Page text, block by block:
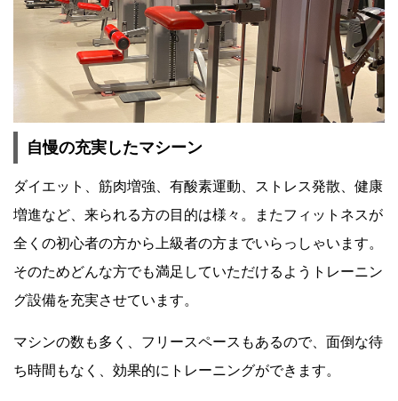
自慢の充実したマシーン
ダイエット、筋肉増強、有酸素運動、ストレス発散、健康
増進など、来られる方の目的は様々。またフィットネスが
全くの初心者の方から上級者の方までいらっしゃいます。
そのためどんな方でも満足していただけるようトレーニン
グ設備を充実させています。
マシンの数も多く、フリースペースもあるので、面倒な待
ち時間もなく、効果的にトレーニングができます。